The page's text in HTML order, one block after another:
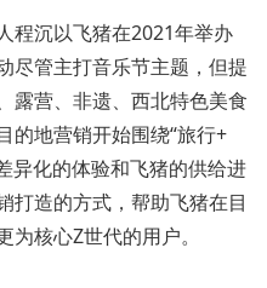
沉以飞猪在2021年举办
尽管主打音乐节主题，但提
露营、非遗、西北特色美食
的地营销开始围绕“旅行+
异化的体验和飞猪的供给进
打造的方式，帮助飞猪在目
核心Z世代的用户。